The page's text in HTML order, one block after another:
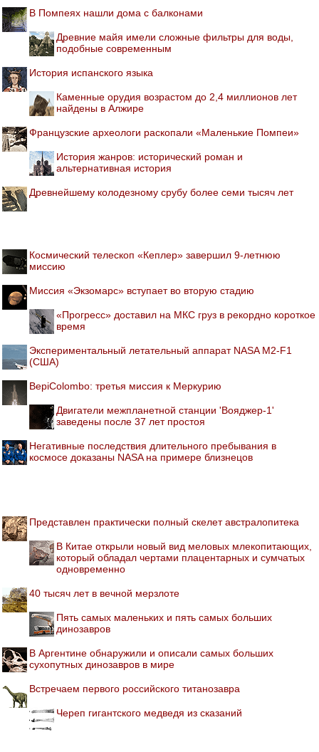
В Помпеях нашли дома с балконами
Древние майя имели сложные фильтры для воды,
подобные современным
История испанского языка
Каменные орудия возрастом до 2,4 миллионов лет
найдены в Алжире
Французские археологи раскопали «Маленькие Помпеи»
История жанров: исторический роман и
альтернативная история
Древнейшему колодезному срубу более семи тысяч лет
Космический телескоп «Кеплер» завершил 9-летнюю
миссию
Миссия «Экзомарс» вступает во вторую стадию
«Прогресс» доставил на МКС груз в рекордно короткое
время
Экспериментальный летательный аппарат NASA M2-F1
(США)
BepiColombo: третья миссия к Меркурию
Двигатели межпланетной станции 'Вояджер-1'
заведены после 37 лет простоя
Негативные последствия длительного пребывания в
космосе доказаны NASA на примере близнецов
Представлен практически полный скелет австралопитека
В Китае открыли новый вид меловых млекопитающих,
который обладал чертами плацентарных и сумчатых
одновременно
40 тысяч лет в вечной мерзлоте
Пять самых маленьких и пять самых больших
динозавров
В Аргентине обнаружили и описали самых больших
сухопутных динозавров в мире
Встречаем первого российского титанозавра
Череп гигантского медведя из сказаний